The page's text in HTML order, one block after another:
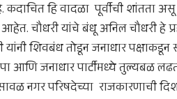
कदाचित हि वादळा पूर्वीची शांतता
चौधरी यांचे बंधू अनिल चौधरी हे
शिवबंध तोडून जनाधार पक्षाकडून
आणि जनाधार पार्टीमध्ये तुल्यबळ
नगर परिषदेच्या राजकारणाची